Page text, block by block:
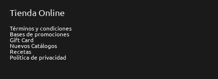
Tienda Online
Términos y condiciones
Bases de promociones
Gift Card
Nuevos Catálogos
Recetas
Política de privacidad